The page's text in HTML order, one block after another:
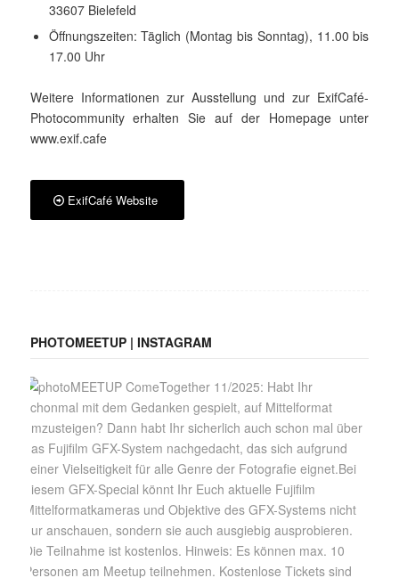
33607 Bielefeld
Öffnungszeiten: Täglich (Montag bis Sonntag), 11.00 bis
17.00 Uhr
Weitere Informationen zur Ausstellung und zur ExifCafé-
Photocommunity erhalten Sie auf der Homepage unter
www.exif.cafe
ExifCafé Website
PHOTOMEETUP | INSTAGRAM